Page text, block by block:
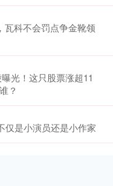
瓦科不会罚点争金靴领
光！这只股票涨超11
？
仅是小演员还是小作家